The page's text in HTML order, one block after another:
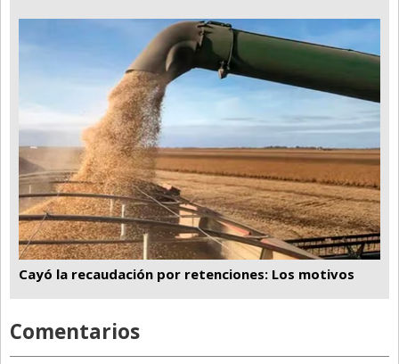
Cayó la recaudación por retenciones: Los motivos
Comentarios